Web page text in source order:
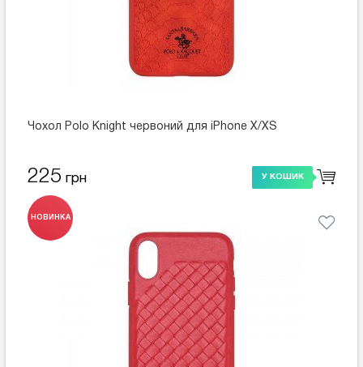
Чохол Polo Knight червоний для iPhone X/XS
225 грн У КОШИК
НОВИНКА